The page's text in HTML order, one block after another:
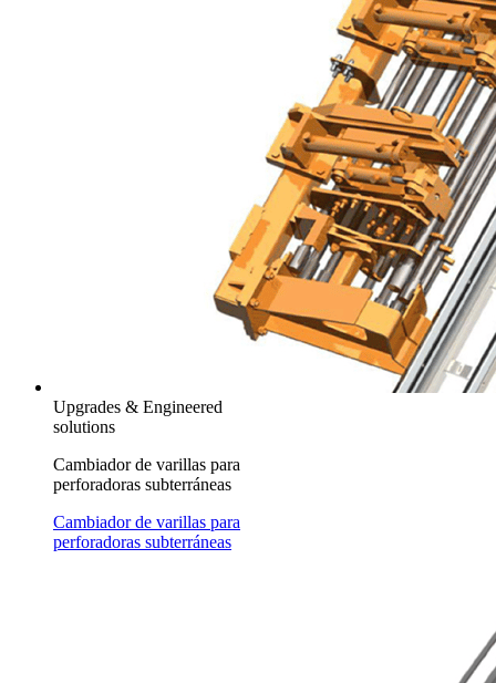
Upgrades & Engineered
solutions
Cambiador de varillas para
perforadoras subterráneas
Cambiador de varillas para
perforadoras subterráneas